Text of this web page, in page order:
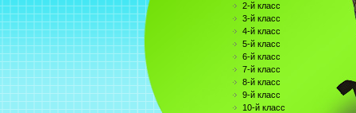
2-й класс
3-й класс
4-й класс
5-й класс
6-й класс
7-й класс
8-й класс
9-й класс
10-й класс